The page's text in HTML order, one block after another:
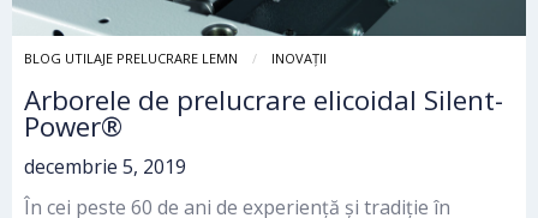
BLOG UTILAJE PRELUCRARE LEMN INOVAȚII
Arborele de prelucrare elicoidal Silent-
Power®
decembrie 5, 2019
În cei peste 60 de ani de experiență și tradiție în